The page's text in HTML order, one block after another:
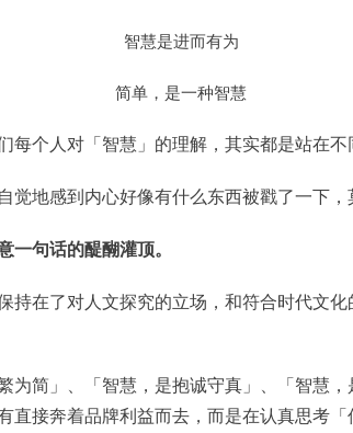
智慧是进而有为
简单，是一种智慧
每个人对「智慧」的理解，其实都是站在不
觉地感到内心好像有什么东西被戳了一下，
一句话的醍醐灌顶。
持在了对人文探究的立场，和符合时代文
为简」、「智慧，是抱诚守真」、「智慧
直接奔着品牌利益而去，而是在认真思考「